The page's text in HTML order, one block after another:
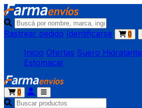
Rastrear pedido Identificarse 0
Inicio Ofertas Suero Hidratante
Estomacal
0